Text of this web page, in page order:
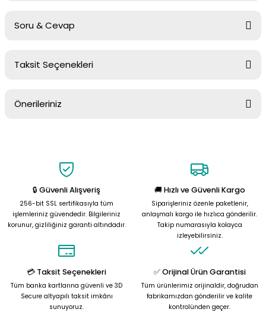
Soru & Cevap
Ürün hakkında henüz soru sorulmamış.
Taksit Seçenekleri
Önerileriniz
Görüş ve önerileriniz için teşekkür ederiz.
Ürün resmi kalitesiz, bozuk veya görüntülenemiyor.
Ürün açıklamasında eksik bilgiler bulunuyor.
Ürün bilgilerinde hatalar bulunuyor.
Ürün fiyatı diğer sitelerden daha pahalı.
🔒 Güvenli Alışveriş
256-bit SSL sertifikasıyla tüm
işlemleriniz güvendedir. Bilgileriniz
korunur, gizliliğiniz garanti altındadır.
🚚 Hızlı ve Güvenli Kargo
Siparişleriniz özenle paketlenir,
anlaşmalı kargo ile hızlıca gönderilir.
Takip numarasıyla kolayca
izleyebilirsiniz.
💳 Taksit Seçenekleri
Tüm banka kartlarına güvenli ve 3D
Secure altyapılı taksit imkânı
sunuyoruz.
✅ Orijinal Ürün Garantisi
Tüm ürünlerimiz orijinaldir, doğrudan
fabrikamızdan gönderilir ve kalite
kontrolünden geçer.